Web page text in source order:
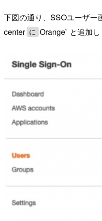
下図の通り、SSOユーザー
center に Orange` と追加し